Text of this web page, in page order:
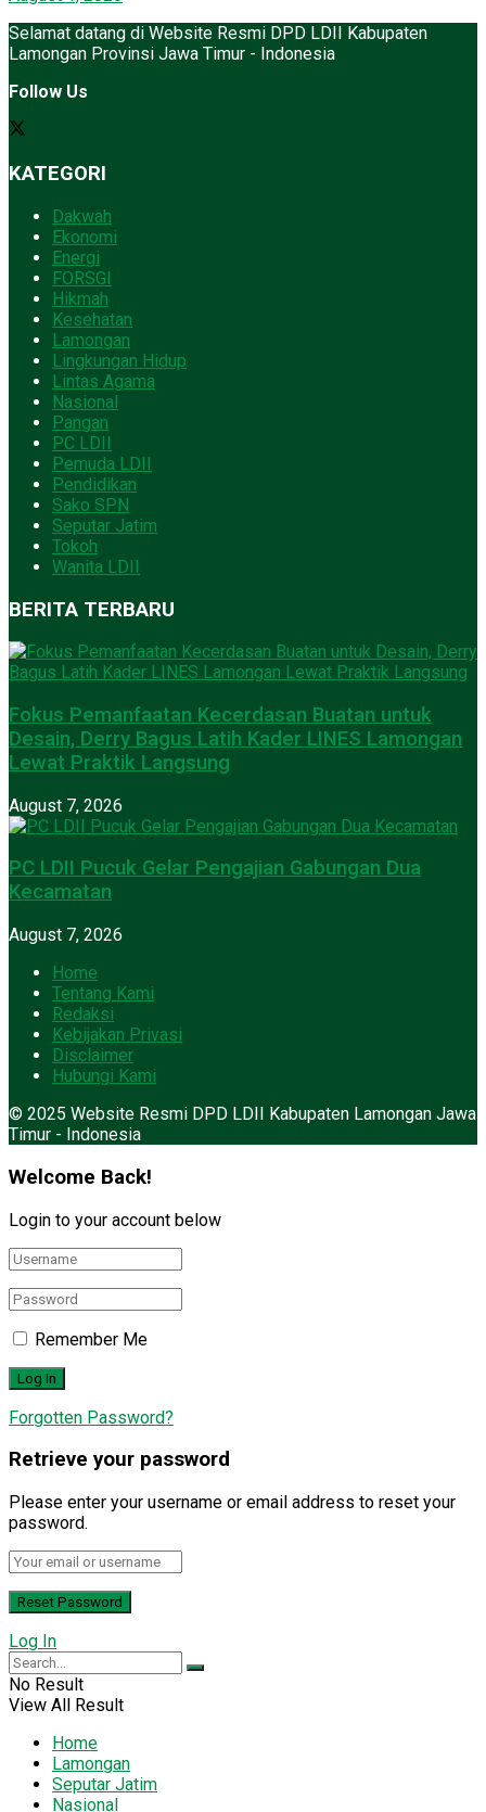
Selamat datang di Website Resmi DPD LDII Kabupaten
Lamongan Provinsi Jawa Timur - Indonesia
Follow Us
KATEGORI
Dakwah
Ekonomi
Energi
FORSGI
Hikmah
Kesehatan
Lamongan
Lingkungan Hidup
Lintas Agama
Nasional
Pangan
PC LDII
Pemuda LDII
Pendidikan
Sako SPN
Seputar Jatim
Tokoh
Wanita LDII
BERITA TERBARU
Fokus Pemanfaatan Kecerdasan Buatan untuk
Desain, Derry Bagus Latih Kader LINES Lamongan
Lewat Praktik Langsung
August 7, 2026
PC LDII Pucuk Gelar Pengajian Gabungan Dua
Kecamatan
August 7, 2026
Home
Tentang Kami
Redaksi
Kebijakan Privasi
Disclaimer
Hubungi Kami
© 2025 Website Resmi DPD LDII Kabupaten Lamongan Jawa
Timur - Indonesia
Welcome Back!
Login to your account below
Remember Me
Forgotten Password?
Retrieve your password
Please enter your username or email address to reset your
password.
Log In
No Result
View All Result
Home
Lamongan
Seputar Jatim
Nasional